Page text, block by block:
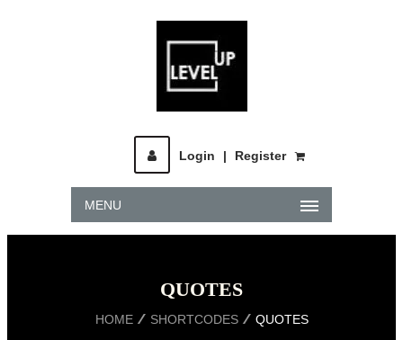
Login | Register
MENU
QUOTES
HOME SHORTCODES QUOTES